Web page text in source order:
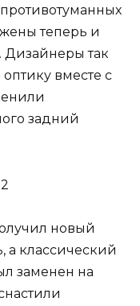
теперь и
так
вместе с
задний
новый
а классический
заменен на